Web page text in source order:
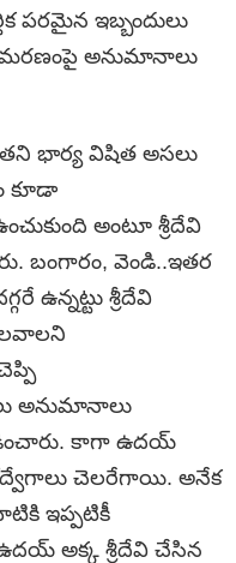
పరమైన ఇబ్బందులు
మరణంపై అనుమానాలు
భార్య విషిత అసలు
కూడా
అంటూ శ్రీదేవి
బంగారం, వెండి..ఇతర
ఉన్నట్టు శ్రీదేవి
అనుమానాలు
కాగా ఉదయ్
చెలరేగాయి. అనేక
ఇప్పటికీ
అక్క శ్రీదేవి చేసిన